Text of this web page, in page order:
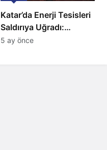
Katar’da Enerji Tesisleri
Saldırıya Uğradı:
Avrupa’da Doğalgaz
5 ay önce